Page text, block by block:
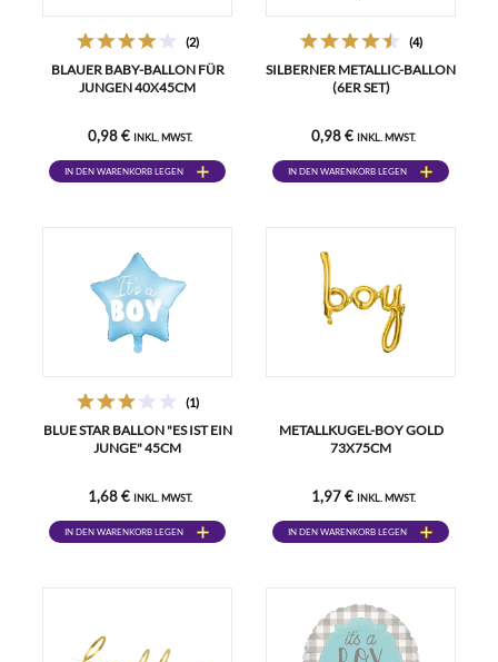
(2)
BLAUER BABY-BALLON FÜR
JUNGEN 40X45CM
0,98 € INKL. MWST.
IN DEN WARENKORB LEGEN
(4)
SILBERNER METALLIC-BALLON
(6ER SET)
0,98 € INKL. MWST.
IN DEN WARENKORB LEGEN
(1)
BLUE STAR BALLON "ES IST EIN
JUNGE" 45CM
1,68 € INKL. MWST.
IN DEN WARENKORB LEGEN
METALLKUGEL-BOY GOLD
73X75CM
1,97 € INKL. MWST.
IN DEN WARENKORB LEGEN